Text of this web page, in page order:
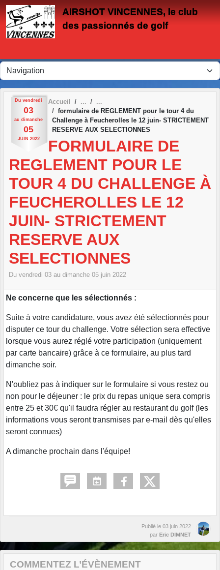
AIRSHOT VINCENNES, le club
des passionnés de golf
Du vendredi
03
au dimanche
05
JUIN 2022
Accueil
formulaire de REGLEMENT pour le tour 4 du
Challenge à Feucherolles le 12 juin- STRICTEMENT
RESERVE AUX SELECTIONNES
FORMULAIRE DE
REGLEMENT POUR LE
TOUR 4 DU CHALLENGE À
FEUCHEROLLES LE 12
JUIN- STRICTEMENT
RESERVE AUX
SELECTIONNES
Du vendredi 03 au dimanche 05 juin 2022
Ne concerne que les sélectionnés :
Suite à votre candidature, vous avez été sélectionnés pour
disputer ce tour du challenge. Votre sélection sera effective
lorsque vous aurez réglé votre participation (uniquement
par carte bancaire) grâce à ce formulaire, au plus tard
dimanche soir.
N'oubliez pas à indiquer sur le formulaire si vous restez ou
non pour le déjeuner : le prix du repas unique sera compris
entre 25 et 30€ qu'il faudra régler au restaurant du golf (les
informations vous seront transmises par e-mail dès qu'elles
seront connues)
A dimanche prochain dans l'équipe!
Publié le 03 juin 2022
par Eric DIMNET
COMMENTEZ L’ÉVÈNEMENT
Panneau de gestion des cookies